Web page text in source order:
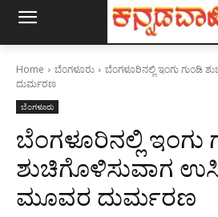
Home ಬೆಂಗಳೂರು
ಬೆಂಗಳೂರಿನಲ್ಲಿ ಇಂಗು ಗುಂಡಿ
ದುರ್ಮರಣ
ಬೆಂಗಳೂರು
ಬೆಂಗಳೂರಿನಲ್ಲಿ ಇಂಗು
ಶುಚಿಗೊಳಿಸುವಾಗ
ಮೂವರ ದುರ್ಮರಣ